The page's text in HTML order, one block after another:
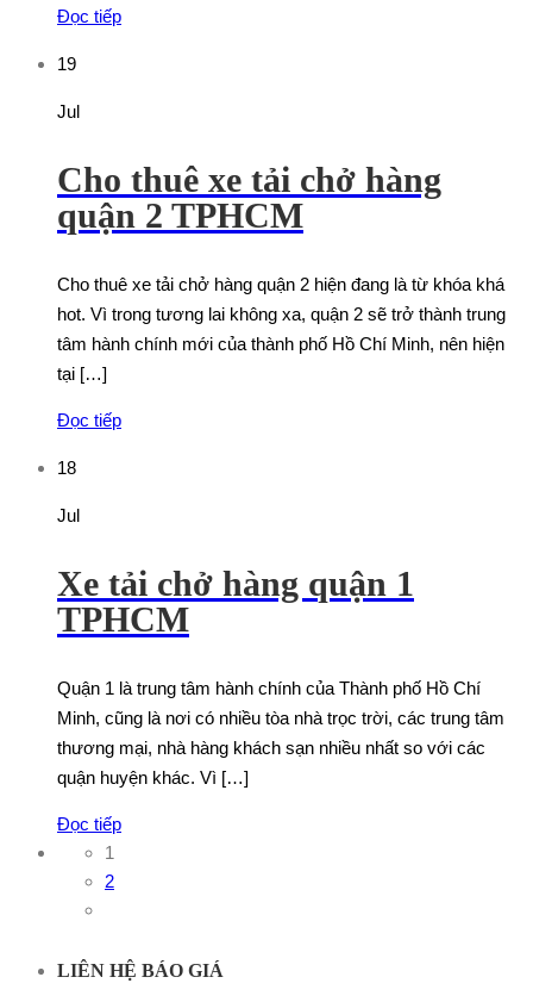
Đọc tiếp
19
Jul
Cho thuê xe tải chở hàng
quận 2 TPHCM
Cho thuê xe tải chở hàng quận 2 hiện đang là từ khóa khá
hot. Vì trong tương lai không xa, quận 2 sẽ trở thành trung
tâm hành chính mới của thành phố Hồ Chí Minh, nên hiện
tại […]
Đọc tiếp
18
Jul
Xe tải chở hàng quận 1
TPHCM
Quận 1 là trung tâm hành chính của Thành phố Hồ Chí
Minh, cũng là nơi có nhiều tòa nhà trọc trời, các trung tâm
thương mại, nhà hàng khách sạn nhiều nhất so với các
quận huyện khác. Vì […]
Đọc tiếp
1
2
LIÊN HỆ BÁO GIÁ